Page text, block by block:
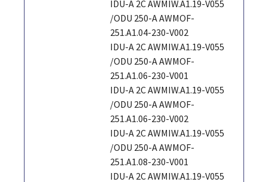
IDU-A 2C AWMIW.A1.19-V055
/ODU 250-A AWMOF-
251.A1.04-230-V002
IDU-A 2C AWMIW.A1.19-V055
/ODU 250-A AWMOF-
251.A1.06-230-V001
IDU-A 2C AWMIW.A1.19-V055
/ODU 250-A AWMOF-
251.A1.06-230-V002
IDU-A 2C AWMIW.A1.19-V055
/ODU 250-A AWMOF-
251.A1.08-230-V001
IDU-A 2C AWMIW.A1.19-V055